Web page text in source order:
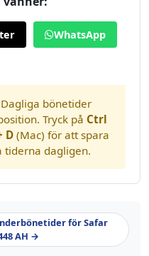
WhatsApp
Dagliga bönetider
Tryck på Ctrl
D(Mac) för att spara
tiderna dagligen.
för Safar
AH →